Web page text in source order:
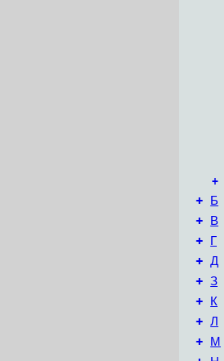
+
+ Б
+ В
+ Г
+ Д
+ З
+ К
+ Л
+ М